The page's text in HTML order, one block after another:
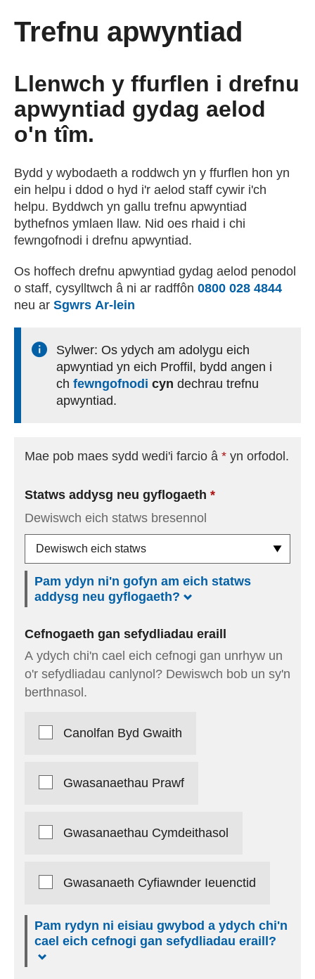
Cynllunio eich Gyrfa
Cael Swydd
Cysylltu â ni
Digwyddiadau
Newyddion
Amdanom ni
Gweithio i ni
Trefnu apwyntiad
Llenwch y ffurflen i drefnu
apwyntiad gydag aelod
o'n tîm.
Bydd y wybodaeth a roddwch yn y ffurflen hon yn
ein helpu i ddod o hyd i'r aelod staff cywir i'ch
helpu. Byddwch yn gallu trefnu apwyntiad
bythefnos ymlaen llaw. Nid oes rhaid i chi
fewngofnodi i drefnu apwyntiad.
Os hoffech drefnu apwyntiad gydag aelod penodol
o staff, cysylltwch â ni ar radffôn 0800 028 4844
neu ar
Sgwrs Ar-lein
Sylwer: Os ydych am adolygu eich
apwyntiad yn eich Proffil, bydd angen i
ch fewngofnodi cyn dechrau trefnu
apwyntiad.
Mae pob maes sydd wedi'i farcio â * yn orfodol.
Statws addysg neu gyflogaeth
Dewiswch eich statws bresennol
Pam ydyn ni'n gofyn am eich statws
addysg neu gyflogaeth?
Cefnogaeth gan sefydliadau eraill
A ydych chi'n cael eich cefnogi gan unrhyw un
o'r sefydliadau canlynol? Dewiswch bob un sy'n
berthnasol.
Canolfan Byd Gwaith
Gwasanaethau Prawf
Gwasanaethau Cymdeithasol
Gwasanaeth Cyfiawnder Ieuenctid
Pam rydyn ni eisiau gwybod a ydych chi'n
cael eich cefnogi gan sefydliadau eraill?